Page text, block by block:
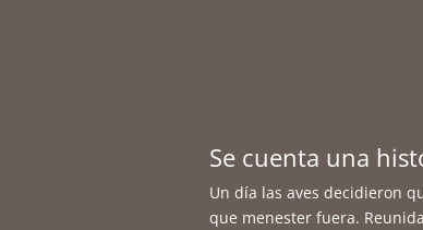
Se cuenta una
Un día las aves decidieron
que menester fuera.